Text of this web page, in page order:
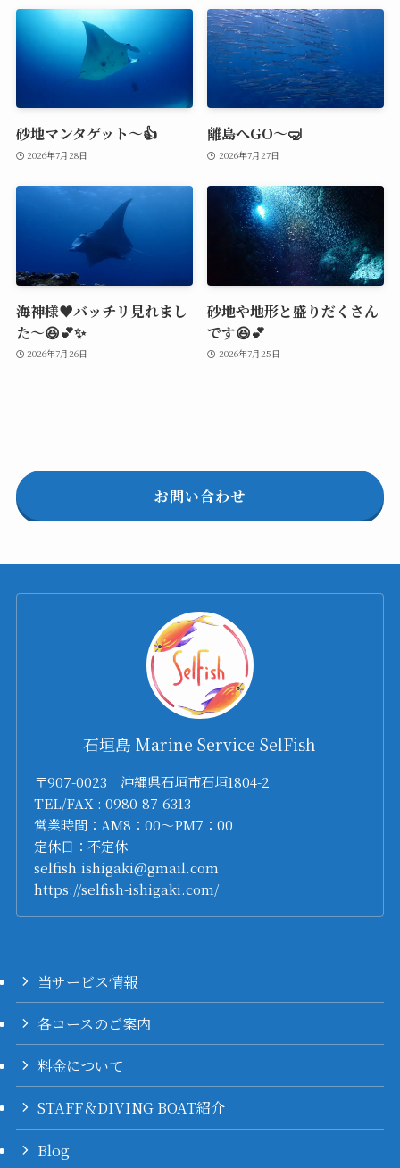
砂地マンタゲット～👍
2026年7月28日
離島へGO～🤿
2026年7月27日
海神様♥️バッチリ見れまし
た～😆💕✨
2026年7月26日
砂地や地形と盛りだくさん
です😆💕
2026年7月25日
お問い合わせ
石垣島 Marine Service SelFish
〒907-0023 沖縄県石垣市石垣1804-2
TEL/FAX : 0980-87-6313
営業時間：AM8：00～PM7：00
定休日：不定休
selfish.ishigaki@gmail.com
https://selfish-ishigaki.com/
当サービス情報
各コースのご案内
料金について
STAFF＆DIVING BOAT紹介
Blog